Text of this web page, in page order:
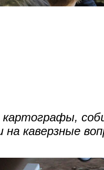
на каверзные